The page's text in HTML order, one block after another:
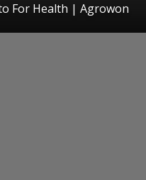
For Health | Agrowon